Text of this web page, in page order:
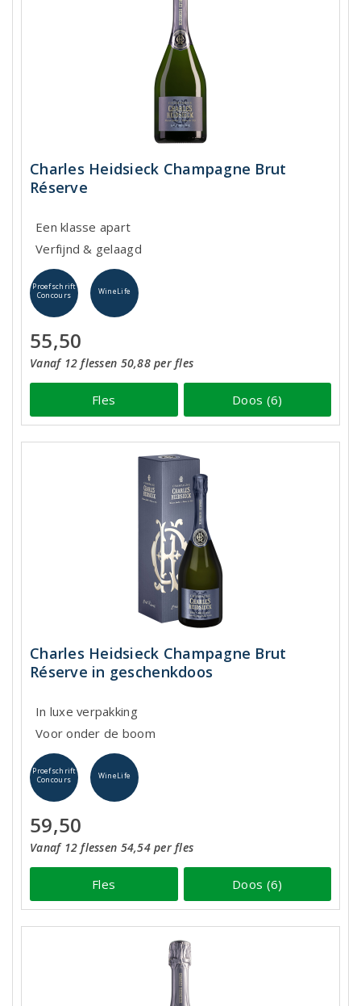
Charles Heidsieck Champagne Brut
Réserve
Een klasse apart
Verfijnd & gelaagd
Proefschrift
Concours
WineLife
55,50
Vanaf 12 flessen 50,88 per fles
Fles Doos (6)
Charles Heidsieck Champagne Brut
Réserve in geschenkdoos
In luxe verpakking
Voor onder de boom
Proefschrift
Concours
WineLife
59,50
Vanaf 12 flessen 54,54 per fles
Fles Doos (6)